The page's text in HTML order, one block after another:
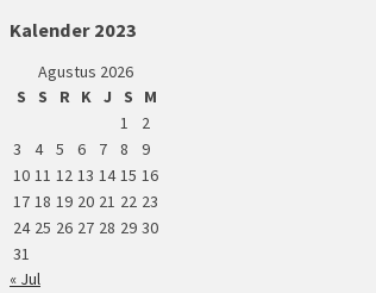
Kalender 2023
Agustus 2026
S
S R K J S
M
1
2
3
4 5 6 7 8
9
10 11 12 13 14 15 16
17 18 19 20 21 22 23
24 25 26 27 28 29 30
31
« Jul